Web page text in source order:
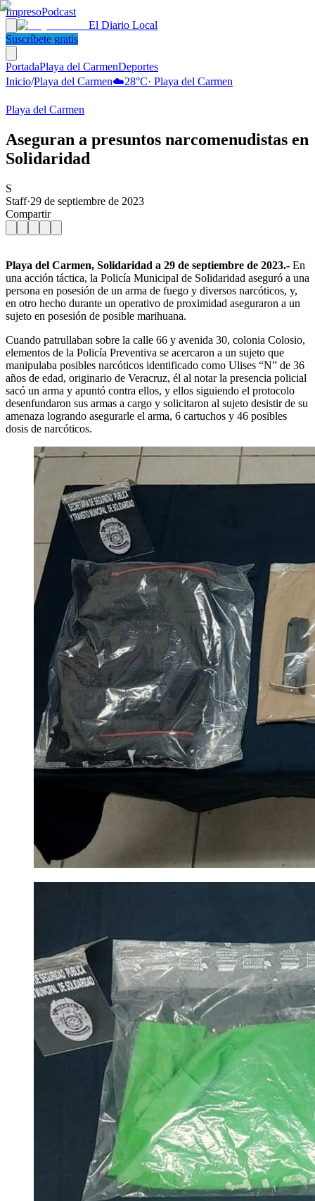
ImpresoPodcast
El Diario Local
Suscríbete gratis
PortadaPlaya del CarmenDeportes
Inicio/Playa del Carmen☁️28°C· Playa del Carmen
Playa del Carmen
Aseguran a presuntos narcomenudistas en
Solidaridad
S
Staff·29 de septiembre de 2023
Compartir
Playa del Carmen, Solidaridad a 29 de septiembre de 2023.- En
una acción táctica, la Policía Municipal de Solidaridad aseguró a una
persona en posesión de un arma de fuego y diversos narcóticos, y,
en otro hecho durante un operativo de proximidad aseguraron a un
sujeto en posesión de posible marihuana.
Cuando patrullaban sobre la calle 66 y avenida 30, colonia Colosio,
elementos de la Policía Preventiva se acercaron a un sujeto que
manipulaba posibles narcóticos identificado como Ulises “N” de 36
años de edad, originario de Veracruz, él al notar la presencia policial
sacó un arma y apuntó contra ellos, y ellos siguiendo el protocolo
desenfundaron sus armas a cargo y solicitaron al sujeto desistir de su
amenaza logrando asegurarle el arma, 6 cartuchos y 46 posibles
dosis de narcóticos.